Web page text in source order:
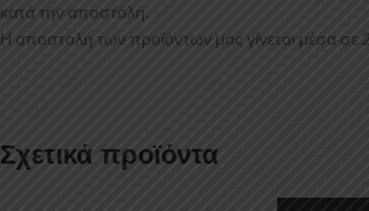
κατά την αποστολή.
Η αποστολή των προϊόντων μας γίνεται μέσα σε
Σχετικά προϊόντα